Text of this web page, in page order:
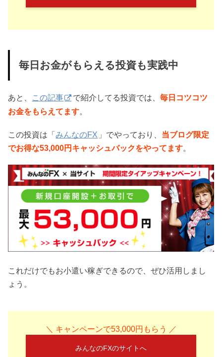
毎日お金がもらえる投資も実践中
あと、 この記事 で紹介してる投資では、毎日コツコツ
お金をもらえてます。
この投資は「みんなのFX 」でやっており、 当ブログ限定
でお得な53,000円キャッシュバックをやってます。
これだけでもお小遣い稼ぎできるので、ぜひ活用しまし
ょう。
＼ キャンペーンで53,000円もらう ／
みんなのFXのサイトへ